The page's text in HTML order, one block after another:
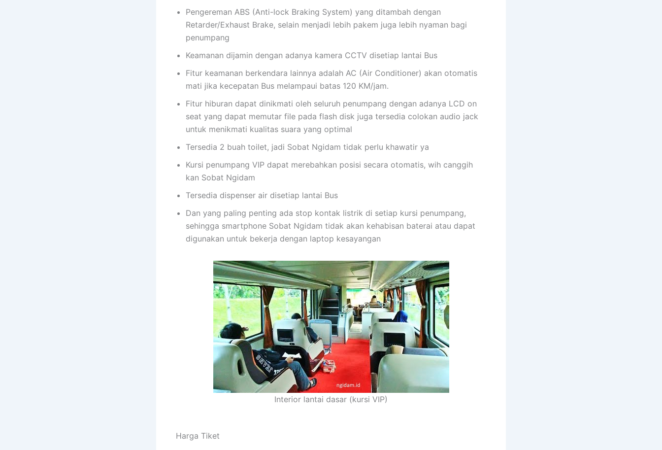
Pengereman ABS (Anti-lock Braking System) yang ditambah dengan
Retarder/Exhaust Brake, selain menjadi lebih pakem juga lebih nyaman bagi
penumpang
Keamanan dijamin dengan adanya kamera CCTV disetiap lantai Bus
Fitur keamanan berkendara lainnya adalah AC (Air Conditioner) akan otomatis
mati jika kecepatan Bus melampaui batas 120 KM/jam.
Fitur hiburan dapat dinikmati oleh seluruh penumpang dengan adanya LCD on
seat yang dapat memutar file pada flash disk juga tersedia colokan audio jack
untuk menikmati kualitas suara yang optimal
Tersedia 2 buah toilet, jadi Sobat Ngidam tidak perlu khawatir ya
Kursi penumpang VIP dapat merebahkan posisi secara otomatis, wih canggih
kan Sobat Ngidam
Tersedia dispenser air disetiap lantai Bus
Dan yang paling penting ada stop kontak listrik di setiap kursi penumpang,
sehingga smartphone Sobat Ngidam tidak akan kehabisan baterai atau dapat
digunakan untuk bekerja dengan laptop kesayangan
Interior lantai dasar (kursi VIP)
Harga Tiket